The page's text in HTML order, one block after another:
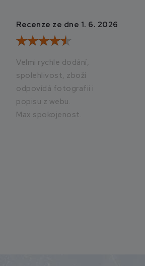
Recenze ze dne 1. 6. 2026
Velmi rychle dodání,
spolehlivost, zboží
odpovídá fotografii i
popisu z webu.
Max.spokojenost.